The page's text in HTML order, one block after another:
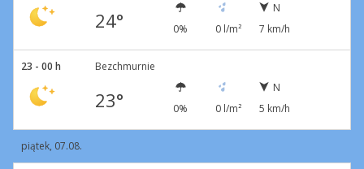
24° 0% 0 l/m²
N
7 km/h
23 - 00 h Bezchmurnie
23° 0% 0 l/m²
N
5 km/h
piątek, 07.08.